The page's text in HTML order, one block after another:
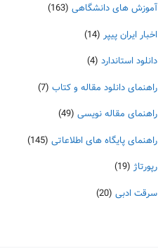
آموزش های دانشگاهی (163)
اخبار ایران پیپر (14)
دانلود استاندارد (4)
راهنمای دانلود مقاله و کتاب (7)
راهنمای مقاله نویسی (49)
راهنمای پایگاه های اطلاعاتی (145)
رپورتاژ (19)
سرقت ادبی (20)